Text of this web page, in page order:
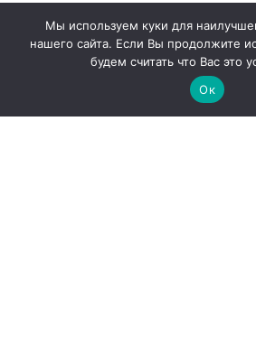
Мы используем куки для
нашего сайта. Если Вы продолжите
будем считать что Вас это
Ок